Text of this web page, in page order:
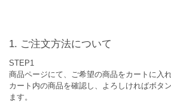
ご注文方法について
STEP1
商品ページにて、ご希望の商品をカートに入れ
カート内の商品を確認し、よろしければボタ
ます。